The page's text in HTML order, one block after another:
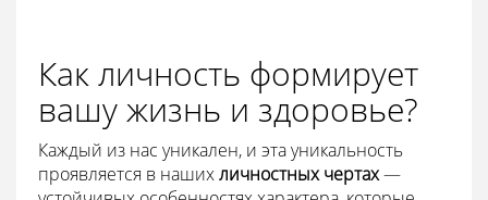
Как личность формирует
вашу жизнь и здоровье?
Каждый из нас уникален, и эта уникальность
проявляется в нашихличностных чертах—